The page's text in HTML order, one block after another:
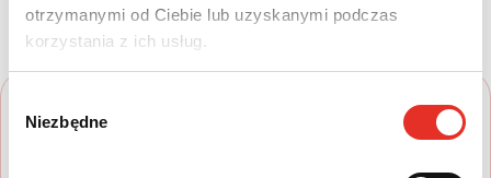
otrzymanymi od Ciebie lub uzyskanymi podczas
korzystania z ich usług.
zgody
Niezbędne
prostych krokach